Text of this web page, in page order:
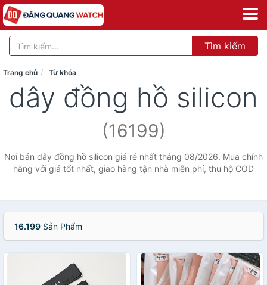
Tìm kiếm
Trang chủ Từ khóa
dây đồng hồ silicon
(16199)
Nơi bán dây đồng hồ silicon giá rẻ nhất tháng 08/2026. Mua chính
hãng với giá tốt nhất, giao hàng tận nhà miễn phí, thu hộ COD
16.199 Sản Phẩm